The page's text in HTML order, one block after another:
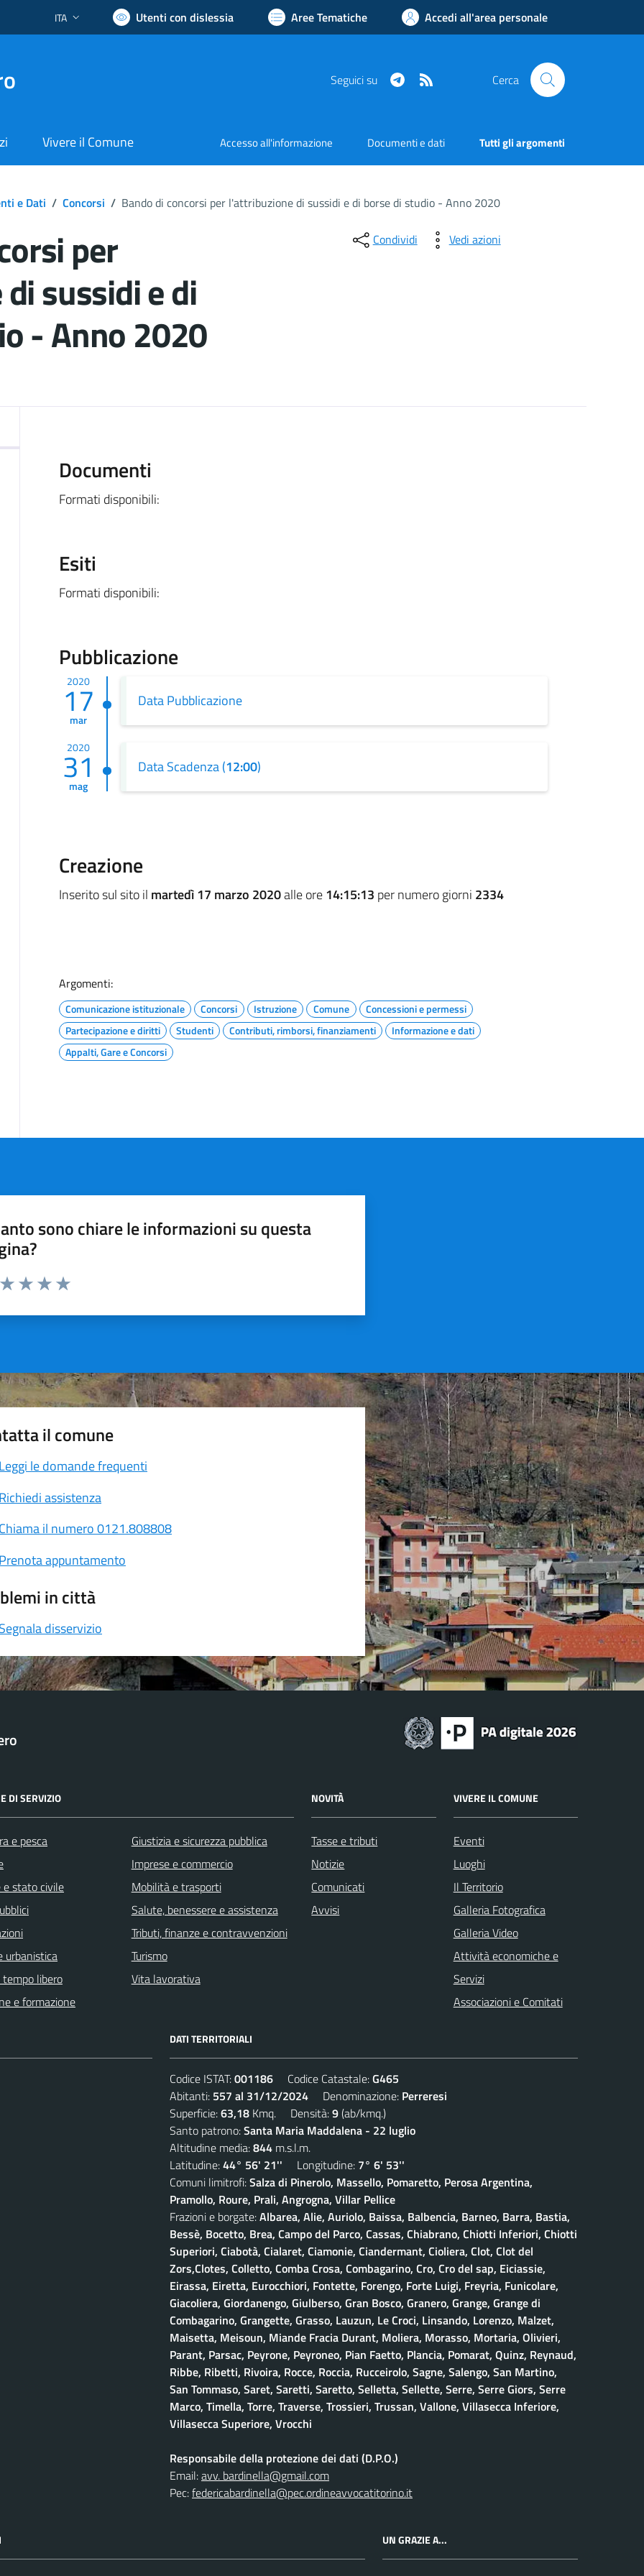
Lingua attiva:
ITA Utenti con dislessia Aree Tematiche Accedi all'area personale
Seguici su Telegram Cerca
Vivere il Comune Accesso all'informazione Documenti e dati Tutti gli argomenti
e Dati / Concorsi / Bando di concorsi per l'attribuzione di sussidi e di borse di studio - Anno 2020
per
sussidi e di
- Anno 2020
Condividi Vedi azioni
Documenti
Formati disponibili:
Esiti
Formati disponibili:
Pubblicazione
2020
17
mar
Data Pubblicazione
2020
31
mag
Data Scadenza (12:00)
Creazione
Inserito sul sito il martedì 17 marzo 2020alle ore14:15:13 per numero giorni 2334
Argomenti:
Comunicazione istituzionale Concorsi Istruzione Comune
Concessioni e permessi
Partecipazione e diritti
Studenti Contributi, rimborsi, finanziamenti
Informazione e dati
Appalti, Gare e Concorsi
sono chiare le informazioni su questa
da 1 a 5 stelle la pagina
il comune
Leggi le domande frequenti
Richiedi assistenza
Chiama il numero 0121.808808
Prenota appuntamento
in città
Segnala disservizio
DI SERVIZIO
e pesca
e stato civile
urbanistica
libero
e formazione
Giustizia e sicurezza pubblica
Imprese e commercio
Mobilità e trasporti
Salute, benessere e assistenza
Tributi, finanze e contravvenzioni
Turismo
Vita lavorativa
NOVITÀ
Tasse e tributi
Notizie
Comunicati
Avvisi
VIVERE IL COMUNE
Eventi
Luoghi
Il Territorio
Galleria Fotografica
Galleria Video
Attività economiche e
Servizi
Associazioni e Comitati
DATI TERRITORIALI
Codice ISTAT:001186 Codice Catastale:G465
Abitanti: 557 al 31/12/2024 Denominazione: Perreresi
Superficie:63,18 Kmq. Densità:9(ab/kmq.)
Santo patrono:Santa Maria Maddalena - 22 luglio
Altitudine media:844 m.s.l.m.
Latitudine:44° 56' 21'' Longitudine: 7° 6' 53''
Comuni limitrofi:Salza di Pinerolo, Massello, Pomaretto, Perosa Argentina,
Pramollo, Roure, Prali, Angrogna, Villar Pellice
Frazioni e borgate:Albarea, Alie, Auriolo, Baissa, Balbencia, Barneo, Barra, Bastia,
Bessè, Bocetto, Brea, Campo del Parco, Cassas, Chiabrano, Chiotti Inferiori, Chiotti
Superiori, Ciabotà, Cialaret, Ciamonie, Ciandermant, Cioliera, Clot, Clot del
Zors,Clotes, Colletto, Comba Crosa, Combagarino, Cro, Cro del sap, Eiciassie,
Eirassa, Eiretta, Eurocchiori, Fontette, Forengo, Forte Luigi, Freyria, Funicolare,
Giacoliera, Giordanengo, Giulberso, Gran Bosco, Granero, Grange, Grange di
Combagarino, Grangette, Grasso, Lauzun, Le Croci, Linsando, Lorenzo, Malzet,
Maisetta, Meisoun, Miande Fracia Durant, Moliera, Morasso, Mortaria, Olivieri,
Parant, Parsac, Peyrone, Peyroneo, Pian Faetto, Plancia, Pomarat, Quinz, Reynaud,
Ribbe, Ribetti, Rivoira, Rocce, Roccia, Rucceirolo, Sagne, Salengo, San Martino,
San Tommaso, Saret, Saretti, Saretto, Selletta, Sellette, Serre, Serre Giors, Serre
Marco, Timella, Torre, Traverse, Trossieri, Trussan, Vallone, Villasecca Inferiore,
Villasecca Superiore, Vrocchi
Responsabile della protezione dei dati (D.P.O.)
Email:avv. bardinella@gmail.com
Pec:federicabardinella@pec.ordineavvocatitorino.it
UN GRAZIE A...